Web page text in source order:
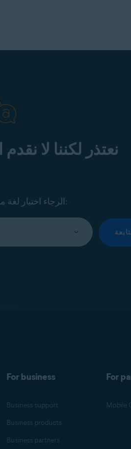
نعتذر لكننا لا
الرجاء اختيار لغة مدعومة أدناه للمتابعة:
For business
Business support
Business products
Business partners
For
Mobile